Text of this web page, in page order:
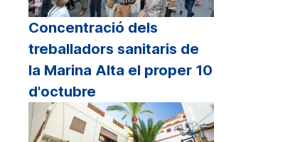
Concentració dels
treballadors sanitaris de
la Marina Alta el proper 10
d'octubre